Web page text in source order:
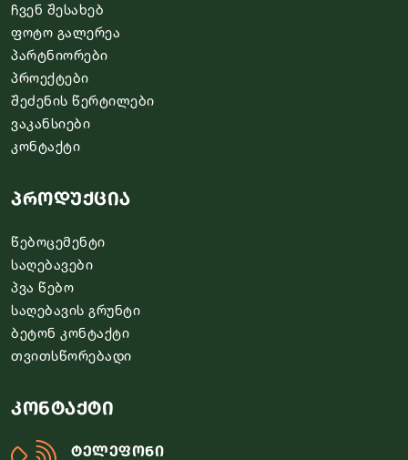
ჩვენ შესახებ
ფოტო გალერეა
პარტნიორები
პროექტები
შეძენის წერტილები
ვაკანსიები
კონტაქტი
პროდუქცია
წებოცემენტი
საღებავები
პვა წებო
საღებავის გრუნტი
ბეტონ კონტაქტი
თვითსწორებადი
კონტაქტი
ტელეფონი